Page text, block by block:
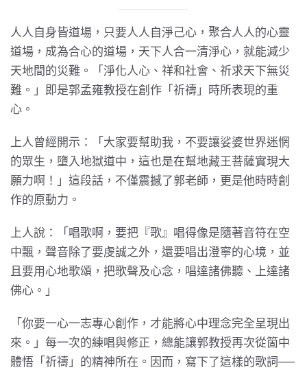
人人自身皆道場，只要人人自淨己心，聚合人人的心靈
道場，成為合心的道場，天下人合一清淨心，就能減少
天地間的災難。「淨化人心、祥和社會、祈求天下無災
難。」即是郭孟雍教授在創作「祈禱」時所表現的重
心。
上人曾經開示：「大家要幫助我，不要讓娑婆世界迷惘
的眾生，墮入地獄道中，這也是在幫地藏王菩薩實現大
願力啊！」這段話，不僅震撼了郭老師，更是他時時創
作的原動力。
上人說：「唱歌啊，要把『歌』唱得像是隨著音符在空
中飄，聲音除了要虔誠之外，還要唱出澄寧的心境，並
且要用心地歌頌，把歌聲及心念，唱達諸佛聽、上達諸
佛心。」
「你要一心一志專心創作，才能將心中理念完全呈現出
來。」每一次的練唱與修正，總能讓郭教授再次從箇中
體悟「祈禱」的精神所在。因而，寫下了這樣的歌詞──